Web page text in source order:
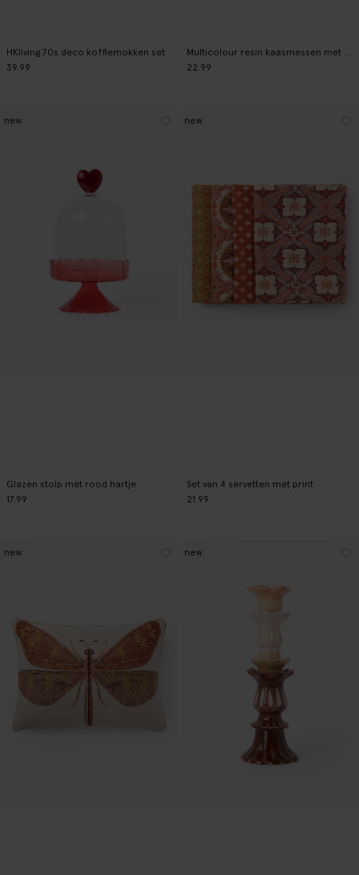
HKliving 70s deco koffiemokken set
39.99
22.99
Glazen stolp met rood hartje
17.99
new
Set van 4 servetten met print
21.99
new
new new